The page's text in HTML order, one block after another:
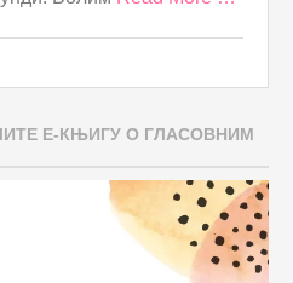
Е-КЊИГУ О ГЛАСОВНИМ